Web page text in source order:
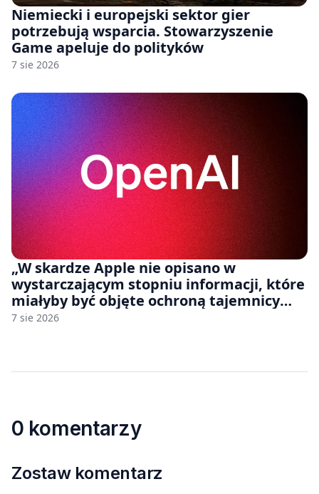
Niemiecki i europejski sektor gier
potrzebują wsparcia. Stowarzyszenie
Game apeluje do polityków
7 sie 2026
„W skardze Apple nie opisano w
wystarczającym stopniu informacji, które
miałyby być objęte ochroną tajemnicy
handlowej”. OpenAI żąda odrzucenia
7 sie 2026
0 komentarzy
Zostaw komentarz